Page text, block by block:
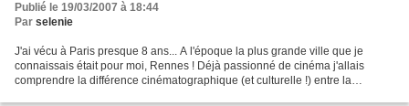
Publié le 19/03/2007 à 18:44
Par selenie
J'ai vécu à Paris presque 8 ans... A l'époque la plus grande ville que je
connaissais était pour moi, Rennes ! Déjà passionné de cinéma j'allais
comprendre la différence cinématographique (et culturelle !) entre la